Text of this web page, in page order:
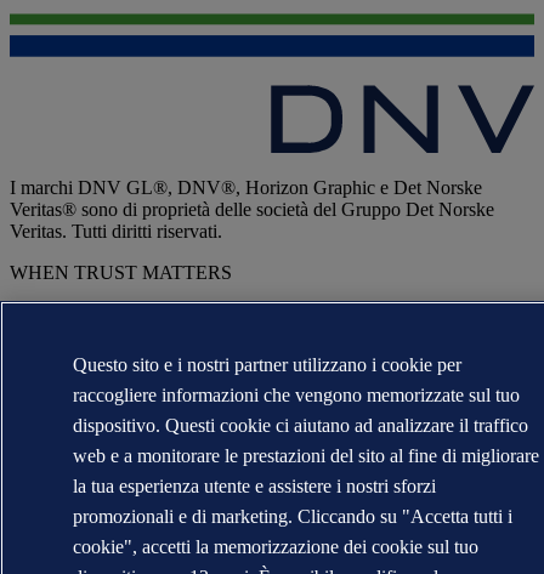
I marchi DNV GL®, DNV®, Horizon Graphic e Det Norske
Veritas® sono di proprietà delle società del Gruppo Det Norske
Veritas. Tutti diritti riservati.
WHEN TRUST MATTERS
Questo sito e i nostri partner utilizzano i cookie per
raccogliere informazioni che vengono memorizzate sul tuo
dispositivo. Questi cookie ci aiutano ad analizzare il traffico
web e a monitorare le prestazioni del sito al fine di migliorare
la tua esperienza utente e assistere i nostri sforzi
promozionali e di marketing. Cliccando su "Accetta tutti i
cookie", accetti la memorizzazione dei cookie sul tuo